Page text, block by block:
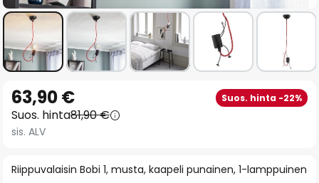
to
the
beginning
the
Riippuvalaisin Bobi 1, musta, kaapeli punainen, 1-lamppuinen
63,90 € Suos. hinta -22%
Suos. hinta81,90 €
sis. ALV